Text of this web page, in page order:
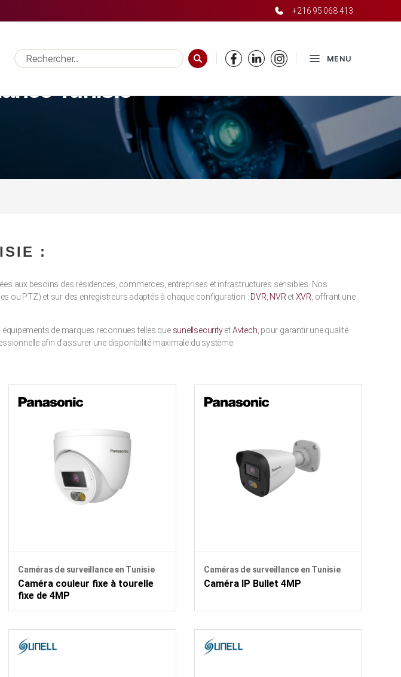
+216 95 068 413
RECHERCHER
MENU
Tunisie
:
aux besoins des résidences, commerces, entreprises et infrastructures sensibles. Nos
ou PTZ) et sur des enregistreurs adaptés à chaque configuration : DVR NVR etXVR , offrant une
équipements de marques reconnues telles que sunellsecurityetAvtech , pour garantir une qualité
afin d’assurer une disponibilité maximale du système.
Caméras de surveillance en Tunisie
Caméra couleur fixe à tourelle
fixe de 4MP
Caméras de surveillance en Tunisie
Caméra IP Bullet 4MP